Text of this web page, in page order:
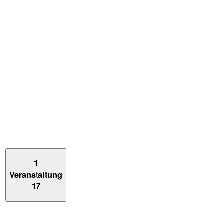
1
Veranstaltung
17